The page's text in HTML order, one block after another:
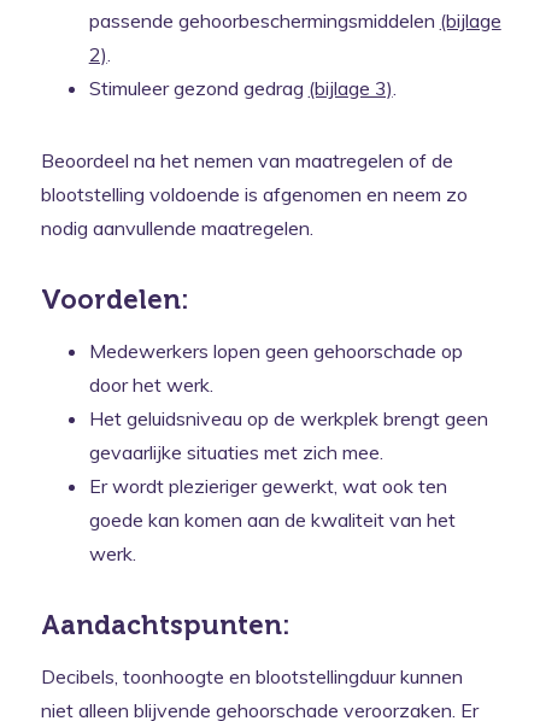
passende gehoorbeschermingsmiddelen (bijlage
2)
Stimuleer gezond gedrag (bijlage 3)
Beoordeel na het nemen van maatregelen of de
blootstelling voldoende is afgenomen en neem zo
nodig aanvullende maatregelen.
Voordelen:
Medewerkers lopen geen gehoorschade op
door het werk.
Het geluidsniveau op de werkplek brengt geen
gevaarlijke situaties met zich mee.
Er wordt plezieriger gewerkt, wat ook ten
goede kan komen aan de kwaliteit van het
werk.
Aandachtspunten:
Decibels, toonhoogte en blootstellingduur kunnen
niet alleen blijvende gehoorschade veroorzaken. Er